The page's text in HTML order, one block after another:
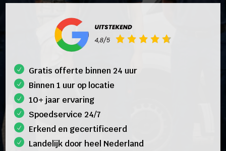
Gratis offerte binnen 24 uur
Binnen 1 uur op locatie
10+ jaar ervaring
Spoedservice 24/7
Erkend en gecertificeerd
Landelijk door heel Nederland